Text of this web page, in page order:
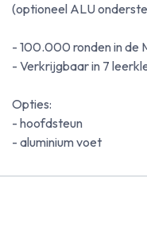
(optioneel ALU
- 100.000 ronden in de
- Verkrijgbaar in 7
Opties:
- hoofdsteun
- aluminium voet